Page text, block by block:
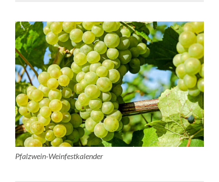
Pfalzwein-Weinfestkalender